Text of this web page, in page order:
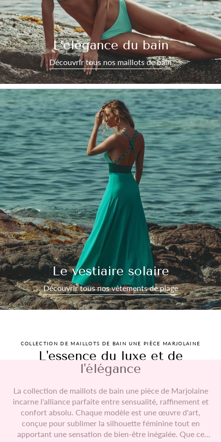
L’élégance du bain
Découvrir tous nos maillots de bain
Le vestiaire solaire
Découvrir tous nos vêtements de plage
COLLECTION DE MAILLOTS DE BAIN UNE PIÈCE MARJOLAINE
L'essence du luxe et de
l'élégance
La collection de maillots de bain une pièce de Marjolaine
incarne l'alliance parfaite entre sensualité, raffinement et
confort absolu. Chaque modèle est une œuvre d'art,
conçue pour sublimer la silhouette féminine tout en
apportant une sensation de bien-être inégalée. Que ce